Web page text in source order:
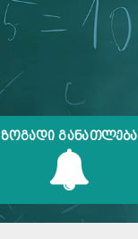
ᲖᲝᲒᲐᲓᲘ ᲒᲐᲜᲐᲗᲚᲔᲑᲐ